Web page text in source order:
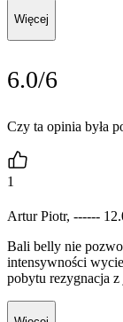
Więcej
6.0/6
Czy ta opinia była
1
Artur Piotr, ------
Bali belly nie
intensywności
pobytu rezygnacja